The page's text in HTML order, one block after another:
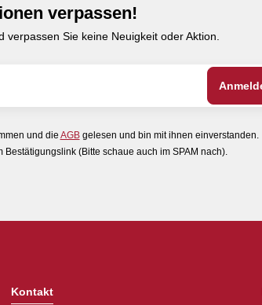
verpassen!
Sie keine Neuigkeit oder Aktion.
und die AGBgelesen und bin mit ihnen einverstanden.
(Bitte schaue auch im SPAM nach).
Kontakt